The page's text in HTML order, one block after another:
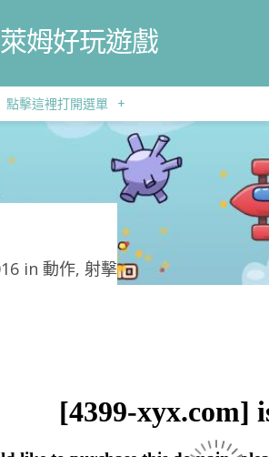
姆好玩遊戲
點擊這裡打開選單 +
in 動作, 射擊